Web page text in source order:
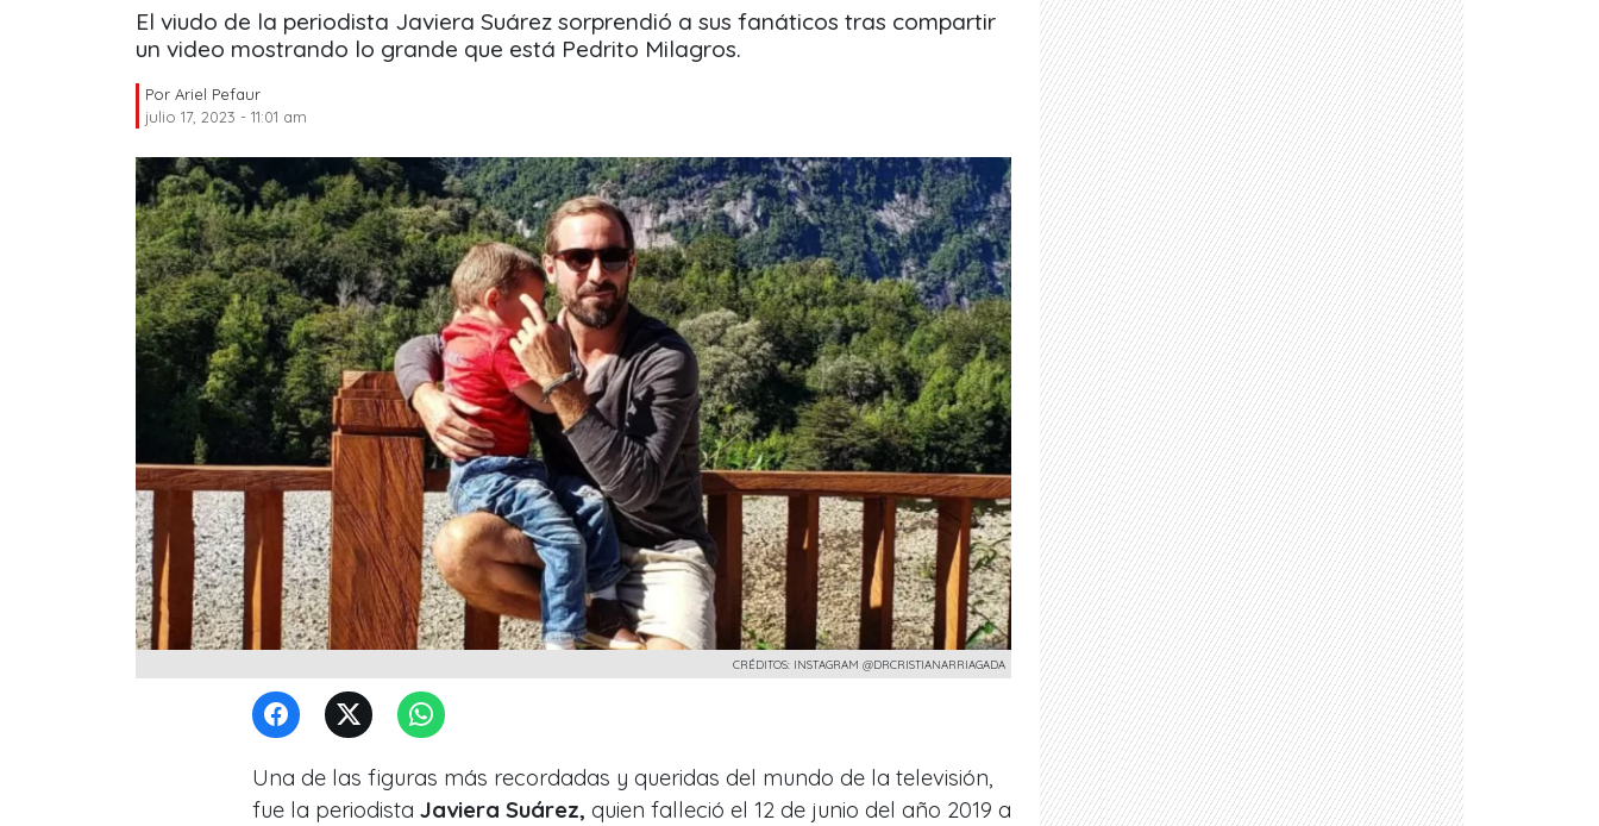
El viudo de la periodista Javiera Suárez sorprendió a sus fanáticos tras compartir
un video mostrando lo grande que está Pedrito Milagros.
Por Ariel Pefaur
julio 17, 2023 - 11:01 am
CRÉDITOS: INSTAGRAM @DRCRISTIANARRIAGADA
Una de las figuras más recordadas y queridas del mundo de la televisión,
fue la periodista Javiera Suárez, quien falleció el 12 de junio del año 2019 a